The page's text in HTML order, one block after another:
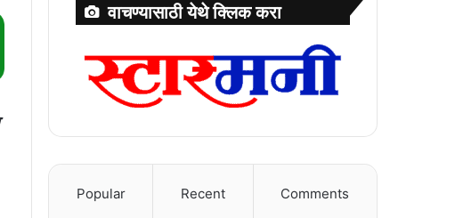
वाचण्यासाठी येथे क्लिक करा
Popular Recent Comments